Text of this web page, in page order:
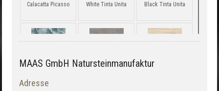
Calacatta Picasso White Tinta Unita Black Tinta Unita
MAAS GmbH Natursteinmanufaktur
Adresse